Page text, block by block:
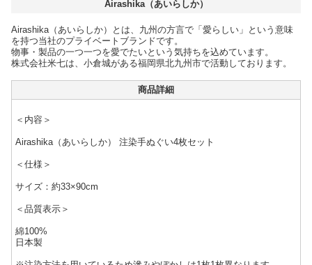
Airashika（あいらしか）
Airashika（あいらしか）とは、九州の方言で「愛らしい」という意味
を持つ当社のプライベートブランドです。
物事・製品の一つ一つを愛でたいという気持ちを込めています。
株式会社米七は、小倉城がある福岡県北九州市で活動しております。
商品詳細
＜内容＞
Airashika（あいらしか） 注染手ぬぐい4枚セット
＜仕様＞
サイズ：約33×90cm
＜品質表示＞
綿100%
日本製